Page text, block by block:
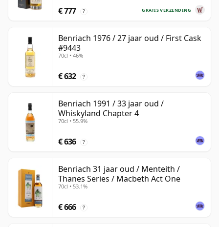
GRATIS VERZENDING
€ 777 ?
Benriach 1976 / 27 jaar oud / First Cask
#9443
70cl • 46%
€ 632 ?
Benriach 1991 / 33 jaar oud /
Whiskyland Chapter 4
70cl • 55.9%
€ 636 ?
Benriach 31 jaar oud / Menteith /
Thanes Series / Macbeth Act One
70cl • 53.1%
€ 666 ?